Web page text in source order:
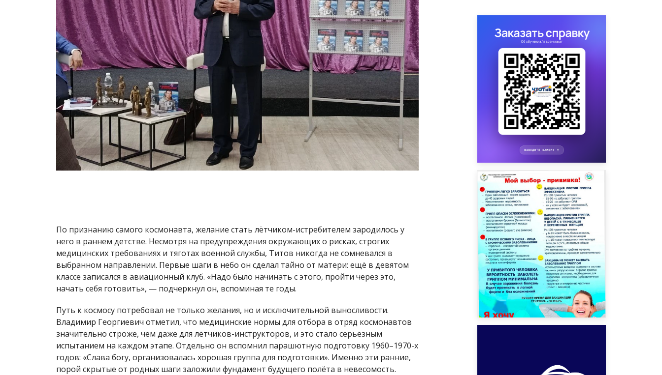
По признанию самого космонавта, желание стать лётчиком-истребителем зародилось у
него в раннем детстве. Несмотря на предупреждения окружающих о рисках, строгих
медицинских требованиях и тяготах военной службы, Титов никогда не сомневался в
выбранном направлении. Первые шаги в небо он сделал тайно от матери: ещё в девятом
классе записался в авиационный клуб. «Надо было начинать с этого, пройти через это,
начать себя готовить», — подчеркнул он, вспоминая те годы.
Путь к космосу потребовал не только желания, но и исключительной выносливости.
Владимир Георгиевич отметил, что медицинские нормы для отбора в отряд космонавтов
значительно строже, чем даже для лётчиков-инструкторов, и это стало серьёзным
испытанием на каждом этапе. Отдельно он вспомнил парашютную подготовку 1960–1970-х
годов: «Слава богу, организовалась хорошая группа для подготовки». Именно эти ранние,
порой скрытые от родных шаги заложили фундамент будущего полёта в невесомость.